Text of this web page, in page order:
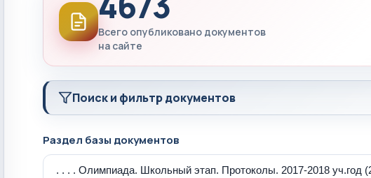
Всего опубликовано документов
на сайте
Поиск и фильтр документов
Раздел базы документов